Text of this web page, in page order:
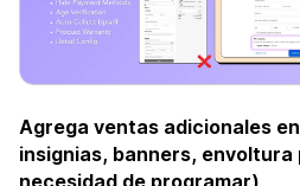
Agrega ventas adicionales
insignias, banners, envoltura